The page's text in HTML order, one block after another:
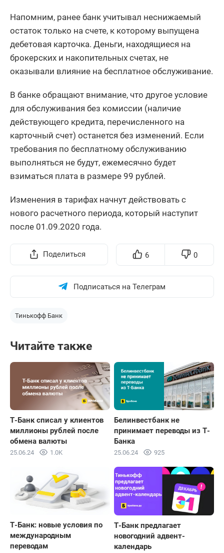
Напомним, ранее банк учитывал неснижаемый
остаток только на счете, к которому выпущена
дебетовая карточка. Деньги, находящиеся на
брокерских и накопительных счетах, не
оказывали влияние на бесплатное обслуживание.
В банке обращают внимание, что другое условие
для обслуживания без комиссии (наличие
действующего кредита, перечисленного на
карточный счет) останется без изменений. Если
требования по бесплатному обслуживанию
выполняться не будут, ежемесячно будет
взиматься плата в размере 99 рублей.
Изменения в тарифах начнут действовать с
нового расчетного периода, который наступит
после 01.09.2020 года.
Поделиться 6 0
Подписаться на Телеграм
Тинькофф Банк
Читайте также
Т-Банк списал у клиентов
миллионы рублей после
обмена валюты
25.06.24 1.0K
Белинвестбанк не
принимает переводы из Т-
Банка
25.06.24 925
Т-Банк: новые условия по
международным
переводам
Т-Банк предлагает
новогодний адвент-
календарь